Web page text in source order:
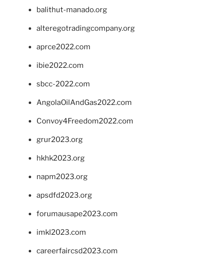
balithut-manado.org
alteregotradingcompany.org
aprce2022.com
ibie2022.com
sbcc-2022.com
AngolaOilAndGas2022.com
Convoy4Freedom2022.com
grur2023.org
hkhk2023.org
napm2023.org
apsdfd2023.org
forumausape2023.com
imkl2023.com
careerfaircsd2023.com